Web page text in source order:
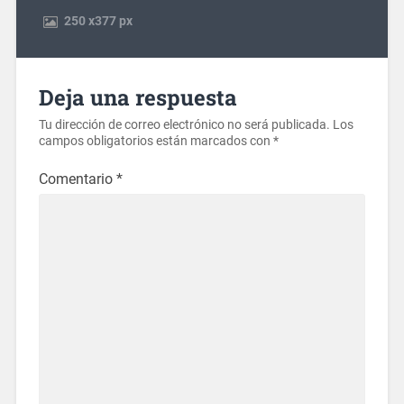
250x377 px
Deja una respuesta
Tu dirección de correo electrónico no será publicada. Los
campos obligatorios están marcados con *
Comentario *